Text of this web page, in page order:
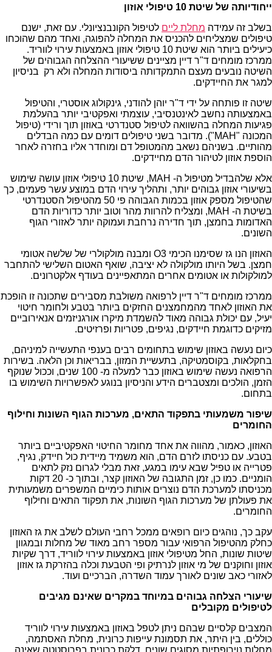
ייחודיותה של שיטת 10 טיפולי אוזון
בשלב זה עמידה מחלת ליים לטיפול הקונבנציונלי. עם זאת, ישנם
טיפולים שמצליחים להכניס את המחלה להפוגה, ואחד מהם שהוכחו
כיעילים ביותר הוא שיטת 10 טיפולי אוזון באמצעות עירוי לווריד.
ממרכז מומחים ד"ר דיין מציינים ששיעורי ההצלחה הגבוהים של
השיטה נובעים מעצם התמקדותה ביסודות המחלה ולא רק בניסיון
למגר את החיידקים.
שיטה זו פותחה על ידי ד"ר יוהן להודני, גינקולוג אוסטרי, והטיפול
באמצעותה נחשב לאינטנסיבי, עוצמתי ואפקטיבי יותר בהעלמת
פגיעות המחלה בהשוואה לטיפול סטנדרטי באוזון תוך ורידי (טיפול
המכונה "MAH"). מדובר בשני טיפולים דומים עם כמה הבדלים
מהותיים. בשניהם נשאב מהמטופל דם ומוחדר אליו בחזרה לאחר
הוספת אוזון לטיהור הדם מחיידקים.
אלא שלהבדיל מטיפול ה- MAH, שיטת 10 טיפולי אוזון עושה שימוש
בשיעורי אוזון גבוהים יותר, ותהליך עירוי הדם במוצע עשר פעמים, כך
שהטיפול מספק אוזון בכמות הגבוהה פי 50 מהטיפול הסטנדרטי
בשיטת ה- MAH, ומצליח להרוות מהר וטוב יותר כדוריות הדם
האדומות בחמצן, תוך חדירה נרחבת ועמוקה יותר לאזורי הגוף
השונים.
האוזון הנו גז שסימנו הכימי O3 ומבנה מולקולרי של שלשה אטומי
חמצן. בשל היותו מולקולה לא יציבה, שואף האטום השלישי להתחבר
למולקולות או אטומים אחרים המתאפיינים בעודף אלקטרונים.
ממרכז מומחים ד"ר דיין לרפואה משולבת מסבירים שתכונה זו הופכת
את האוזון לאחד מהמחמצנים החזקים ביותר בטבע ולחומר חיטוי
יעיל, עם יכולת גבוהה מאוד להשמדת מיקרו אורגניזמים אנאירוביים
מזיקים כדוגמת חיידקים, נגיפים, פטריות ופרזיטים.
כיום נעשה באוזון שימוש בתחומים רבים בענפי התעשייה למיניהם,
בחקלאות, בקוסמטיקה, בתעשיית המזון, בבריאות וכן הלאה. בשירות
הרפואה נעשה שימוש באוזון כבר למעלה מ- 100 שנים, וככול שנוקף
הזמן, הולכים ומצטברים הידע והניסיון בנוגע לאפשרויות השימוש בו
בתחום.
שיפור משמעותי בתפקוד התאים, מערכות הגוף השונות וחילוף
החומרים
האוזון, כאמור, מהווה את אחד מחומר החיטוי האפקטיביים ביותר
בטבע. עם כניסתו לזרם הדם, הוא משמיד מיידית כול חיידק, נגיף,
פטרייה או טפיל שבא עימו במגע, זאת מבלי לגרום נזק לתאים
הומניים. כמו כן, זמן התגובה של האוזון קצר, ובתוך כ- 20 דקות
מכניסתו למערכת הדם נוצרים אותות כימיים המשפרים משמעותית
את פעולתן של מערכות הגוף השונות, את תפקוד התאים וחילוף
החומרים.
עקב כך, נוהגים כיום רופאים ממכל רחבי העולם לשלב את גז האוזון
כחלק מהטיפול הרפואי עבור מספר רחב מאוד של מחלות ובמגוון
שיטות שונות, החל מטיפולי אוזון באמצעות עירוי לווריד, דרך שקיות
אוזון וחוקנים של מי אוזון לנרתיק ופי הטבעת וכלה בהזרקת גז אוזון
לאזורי כאב שונים לאורך עמוד השדרה, הברכיים ועוד.
שיעורי הצלחה גבוהים במיוחד במקרים שאינם מגיבים
לטיפולים מקובלים
המצבים קלסיים שבהם ניתן לטפל באוזון באמצעות עירוי לווריד
כוללים, בין היתר, את תסמונת עייפות כרונית, מחלת האסתמה,